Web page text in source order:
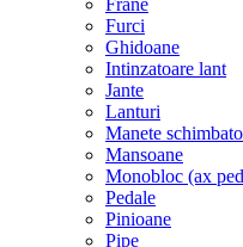
Frane
Furci
Ghidoane
Intinzatoare lant
Jante
Lanturi
Manete
Mansoane
Monobloc (ax
Pedale
Pinioane
Pipe